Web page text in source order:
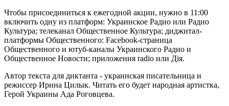
Чтобы присоединиться к ежегодной акции, нужно в 11:00
включить одну из платформ: Украинское Радио или Радио
Культура; телеканал Общественное Культура; диджитал-
платформы Общественного: Facebook-страница
Общественного и ютуб-каналы Украинского Радио и
Общественное Новости; приложения radio или Дія.
Автор текста для диктанта - украинская писательница и
режиссер Ирина Цилык. Читать его будет народная артистка,
Герой Украины Ада Роговцева.